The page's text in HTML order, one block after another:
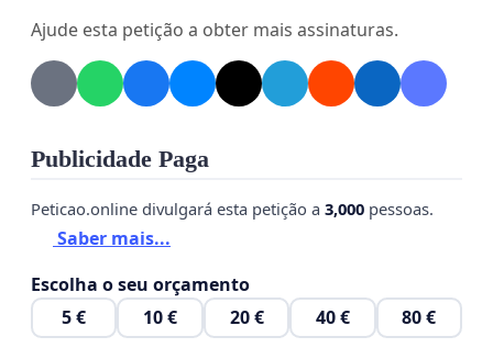
ambiente seguro, respeitado e livre de
intimidações externas.
Ajude esta petição a obter mais assinaturas.
Publicidade Paga
Peticao.online divulgará esta petição a 3,000 pessoas.
Saber mais...
Escolha o seu orçamento
5 €
10 € 20 € 40 € 80 €